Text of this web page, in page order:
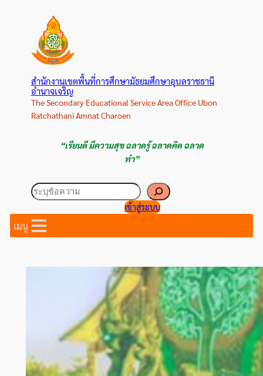
สำนักงานเขตพื้นที่การศึกษามัธยมศึกษาอุบลราชธานี
อำนาจเจริญ
The Secondary Educational Service Area Office Ubon
Ratchathani Amnat Charoen
“เรียนดี มีความสุข ฉลาดรู้ ฉลาดคิด ฉลาด
ทำ”
ค้นหา
เข้าสู่ระบบ
เมนู